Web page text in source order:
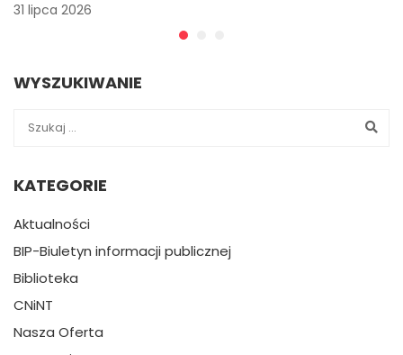
31 lipca 2026
WYSZUKIWANIE
KATEGORIE
Aktualności
BIP-Biuletyn informacji publicznej
Biblioteka
CNiNT
Nasza Oferta